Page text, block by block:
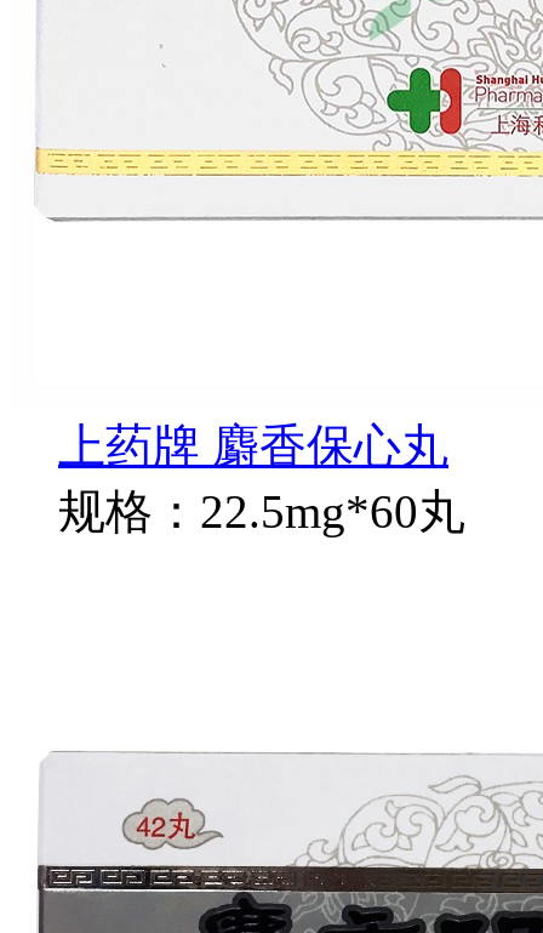
上药牌 麝香保心丸
规格：22.5mg*60丸